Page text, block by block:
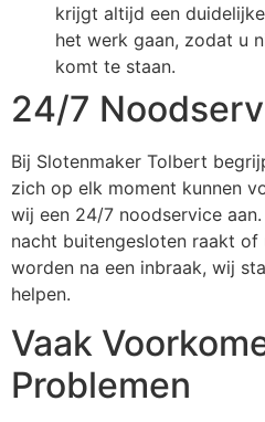
krijgt altijd een
het werk gaan, zodat u
komt te staan.
24/7
Bij Slotenmaker Tolbert
zich op elk moment kunnen
wij een 24/7 noodservice
nacht buitengesloten raakt
worden na een inbraak, wij
helpen.
Vaak
Problemen